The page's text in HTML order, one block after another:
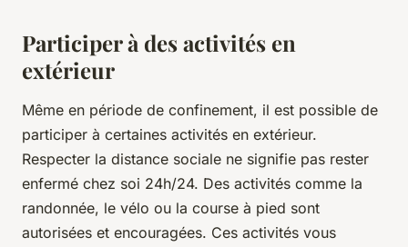
Participer à des activités en
extérieur
Même en période de confinement, il est possible de
participer à certaines activités en extérieur.
Respecter la distance sociale ne signifie pas rester
enfermé chez soi 24h/24. Des activités comme la
randonnée, le vélo ou la course à pied sont
autorisées et encouragées. Ces activités vous